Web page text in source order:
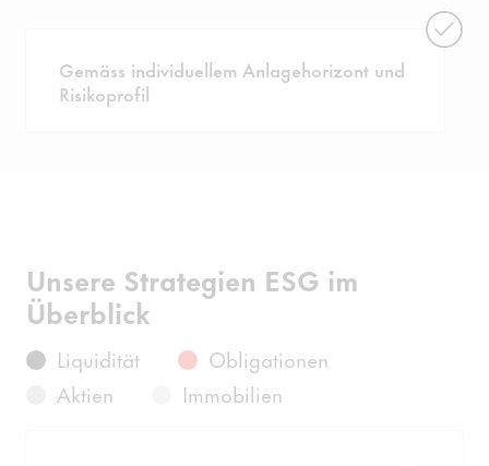
Gemäss individuellem Anlagehorizont und
Risikoprofil
Unsere Strategien ESG im
Überblick
Liquidität
Obligationen
Aktien
Immobilien